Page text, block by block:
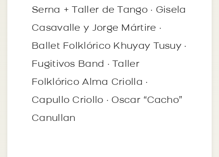
Serna + Taller de Tango · Gisela
Casavalle y Jorge Mártire ·
Ballet Folklórico Khuyay Tusuy ·
Fugitivos Band · Taller
Folklórico Alma Criolla ·
Capullo Criollo · Oscar “Cacho”
Canullan